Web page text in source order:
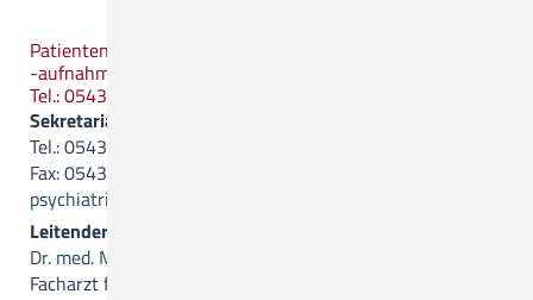
Patientenanmeldung/
-aufnahme
Tel.: 05431.15-1743
Sekretariat:
Tel.: 05431.15-27 02
Fax: 05431.15-27 11
psychiatrie(a)ckq-gmbh.de
Leitender Oberarzt
Dr. med. Matthias Kaufold
Facharzt für Psychiatrie, Psychotherapie und Neurologie